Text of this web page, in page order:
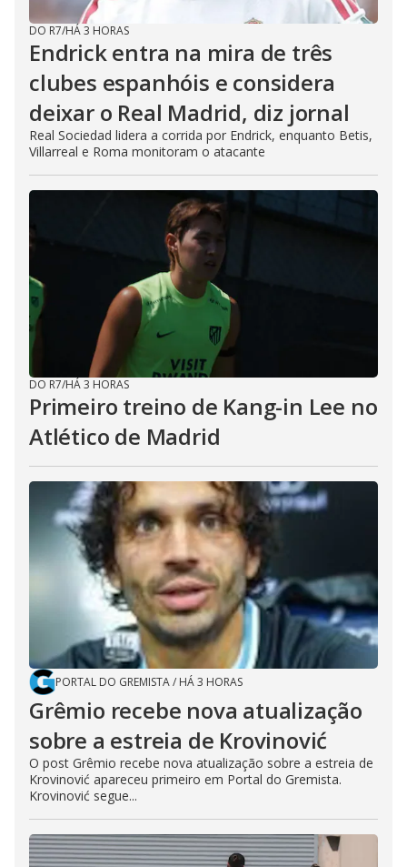
DO R7/HÁ 3 HORAS
Endrick entra na mira de três
clubes espanhóis e considera
deixar o Real Madrid, diz jornal
Real Sociedad lidera a corrida por Endrick, enquanto Betis,
Villarreal e Roma monitoram o atacante
DO R7/HÁ 3 HORAS
Primeiro treino de Kang-in Lee no
Atlético de Madrid
PORTAL DO GREMISTA/ HÁ 3 HORAS
Grêmio recebe nova atualização
sobre a estreia de Krovinović
O post Grêmio recebe nova atualização sobre a estreia de
Krovinović apareceu primeiro em Portal do Gremista.
Krovinović segue...